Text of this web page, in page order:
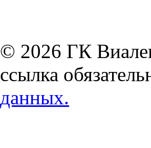
© 2026 ГК
ссылка
данных.